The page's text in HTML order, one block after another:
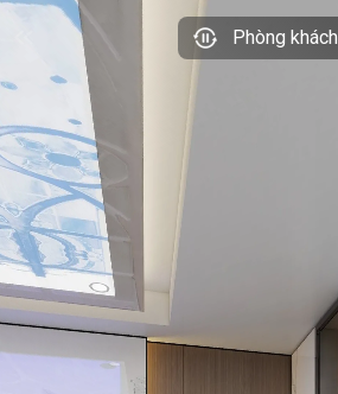
Phòng khách